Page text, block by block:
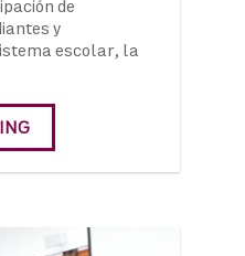
de
y
escolar, la